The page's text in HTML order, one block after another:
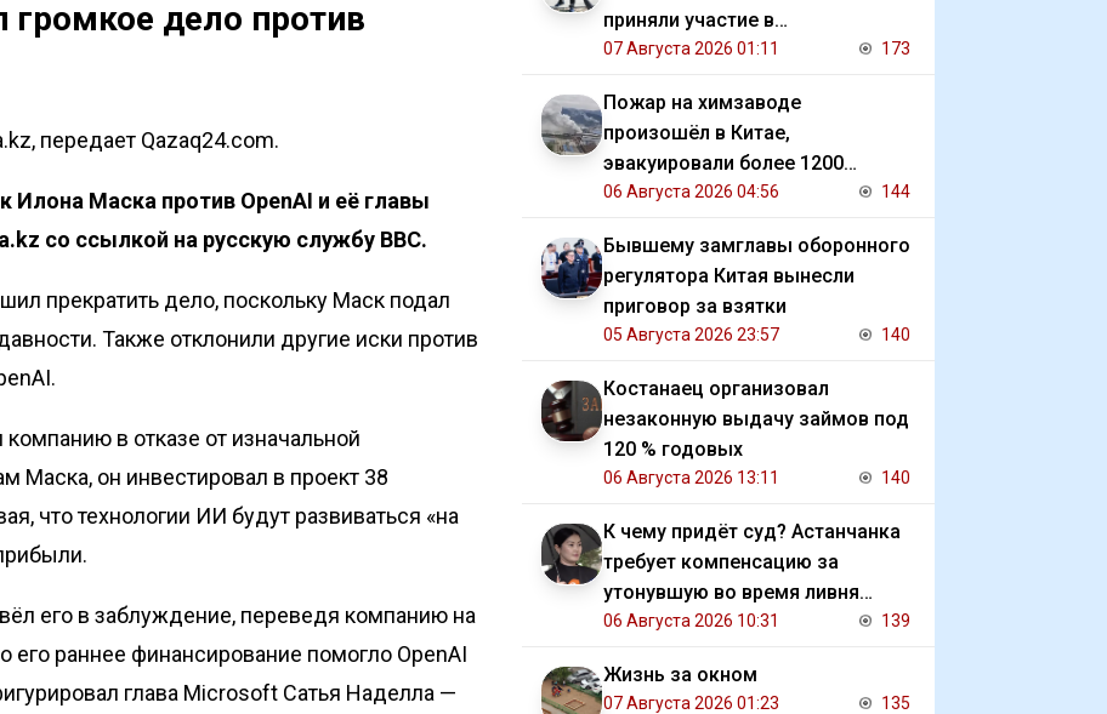
дело против
передает Qazaq24.com.
Илона Маска против OpenAI и её главы
со ссылкой на русскую службу BBC.
прекратить дело, поскольку Маск подал
Также отклонили другие иски против
в отказе от изначальной
Маска, он инвестировал в проект 38
что технологии ИИ будут развиваться «на
его в заблуждение, переведя компанию на
раннее финансирование помогло OpenAI
глава Microsoft Сатья Наделла —
приняли участие в
экологической акции
07 Августа 2026 01:11 173
Пожар на химзаводе
произошёл в Китае,
эвакуировали более 1200
человек
06 Августа 2026 04:56 144
Бывшему замглавы оборонного
регулятора Китая вынесли
приговор за взятки
05 Августа 2026 23:57 140
Костанаец организовал
незаконную выдачу займов под
120 % годовых
06 Августа 2026 13:11 140
К чему придёт суд? Астанчанка
требует компенсацию за
утонувшую во время ливня
иномарку
06 Августа 2026 10:31 139
Жизнь за окном
07 Августа 2026 01:23 135